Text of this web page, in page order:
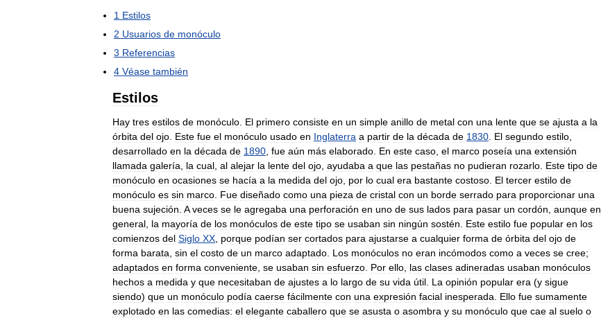
1 Estilos
2 Usuarios de monóculo
3 Referencias
4 Véase también
Estilos
Hay tres estilos de monóculo. El primero consiste en un simple anillo de metal con una lente que se ajusta a la
órbita del ojo. Este fue el monóculo usado en Inglaterra a partir de la década de 1830. El segundo estilo,
desarrollado en la década de 1890, fue aún más elaborado. En este caso, el marco poseía una extensión
llamada galería, la cual, al alejar la lente del ojo, ayudaba a que las pestañas no pudieran rozarlo. Este tipo de
monóculo en ocasiones se hacía a la medida del ojo, por lo cual era bastante costoso. El tercer estilo de
monóculo es sin marco. Fue diseñado como una pieza de cristal con un borde serrado para proporcionar una
buena sujeción. A veces se le agregaba una perforación en uno de sus lados para pasar un cordón, aunque en
general, la mayoría de los monóculos de este tipo se usaban sin ningún sostén. Este estilo fue popular en los
comienzos del Siglo XX, porque podían ser cortados para ajustarse a cualquier forma de órbita del ojo de
forma barata, sin el costo de un marco adaptado. Los monóculos no eran incómodos como a veces se cree;
adaptados en forma conveniente, se usaban sin esfuerzo. Por ello, las clases adineradas usaban monóculos
hechos a medida y que necesitaban de ajustes a lo largo de su vida útil. La opinión popular era (y sigue
siendo) que un monóculo podía caerse fácilmente con una expresión facial inesperada. Ello fue sumamente
explotado en las comedias: el elegante caballero que se asusta o asombra y su monóculo que cae al suelo o